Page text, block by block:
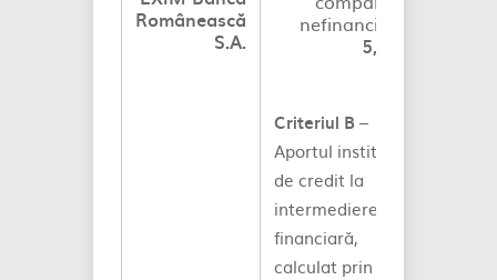
Românească
S.A.
nefinanciare:
5,63%
Criteriul B–
Aportul instituţiei
de credit la
intermedierea
financiară,
calculat prin